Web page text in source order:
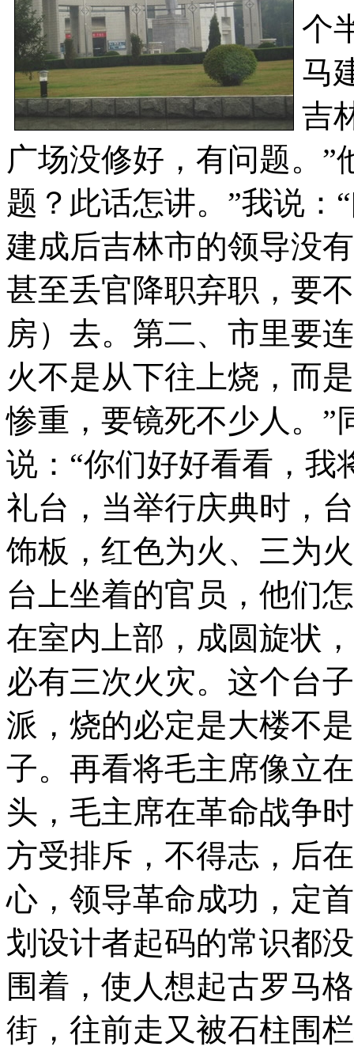
个
马
吉
广场没修好，有问题。”
题？此话怎讲。”我说：
建成后吉林市的领导没
甚至丢官降职弃职，要
房）去。第二、市里要
火不是从下往上烧，而
惨重，要镜死不少人。”
说：“你们好好看看，我
礼台，当举行庆典时，
饰板，红色为火、三为
台上坐着的官员，他们
在室内上部，成圆旋状
必有三次火灾。这个台
派，烧的必定是大楼不
子。再看将毛主席像立
头，毛主席在革命战争
方受排斥，不得志，后
心，领导革命成功，定
划设计者起码的常识都
围着，使人想起古罗马
街，往前走又被石柱围